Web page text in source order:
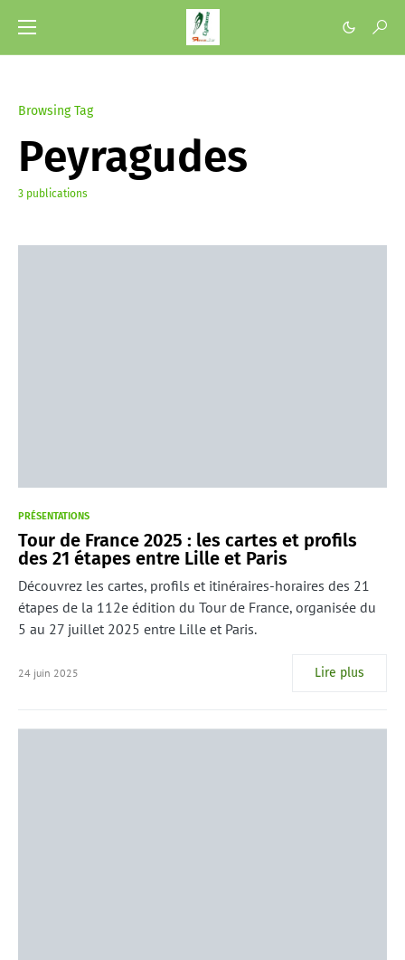
Browsing Tag
Peyragudes
3 publications
PRÉSENTATIONS
Tour de France 2025 : les cartes et profils
des 21 étapes entre Lille et Paris
Découvrez les cartes, profils et itinéraires-horaires des 21
étapes de la 112e édition du Tour de France, organisée du
5 au 27 juillet 2025 entre Lille et Paris.
24 juin 2025 Lire plus